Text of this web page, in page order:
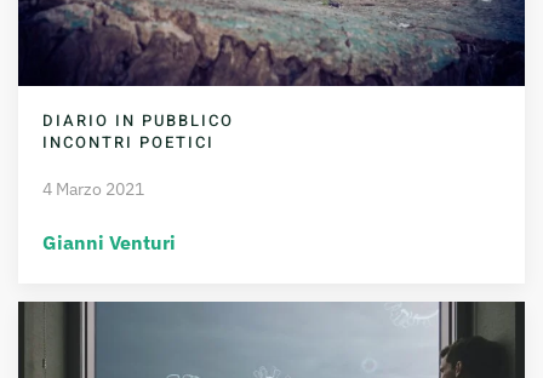
DIARIO IN PUBBLICO
INCONTRI POETICI
4 Marzo 2021
Gianni Venturi